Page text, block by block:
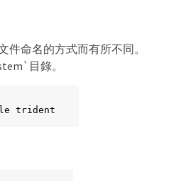
件命名的方式而有所不同。
目錄。
trident